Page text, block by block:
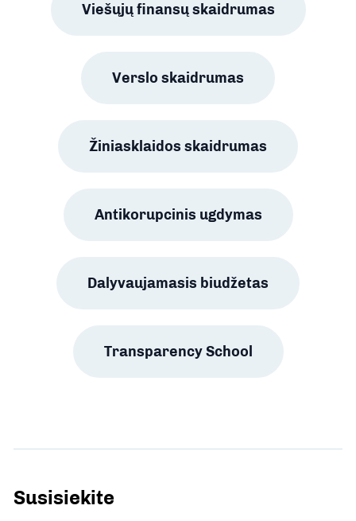
Viešųjų finansų skaidrumas
Verslo skaidrumas
Žiniasklaidos skaidrumas
Antikorupcinis ugdymas
Dalyvaujamasis biudžetas
Transparency School
Susisiekite